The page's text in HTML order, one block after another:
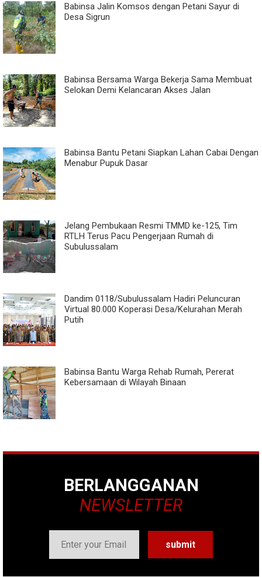
Babinsa Jalin Komsos dengan Petani Sayur di
Desa Sigrun
Babinsa Bersama Warga Bekerja Sama Membuat
Selokan Demi Kelancaran Akses Jalan
Babinsa Bantu Petani Siapkan Lahan Cabai Dengan
Menabur Pupuk Dasar
Jelang Pembukaan Resmi TMMD ke-125, Tim
RTLH Terus Pacu Pengerjaan Rumah di
Subulussalam
Dandim 0118/Subulussalam Hadiri Peluncuran
Virtual 80.000 Koperasi Desa/Kelurahan Merah
Putih
Babinsa Bantu Warga Rehab Rumah, Pererat
Kebersamaan di Wilayah Binaan
BERLANGGANAN
NEWSLETTER